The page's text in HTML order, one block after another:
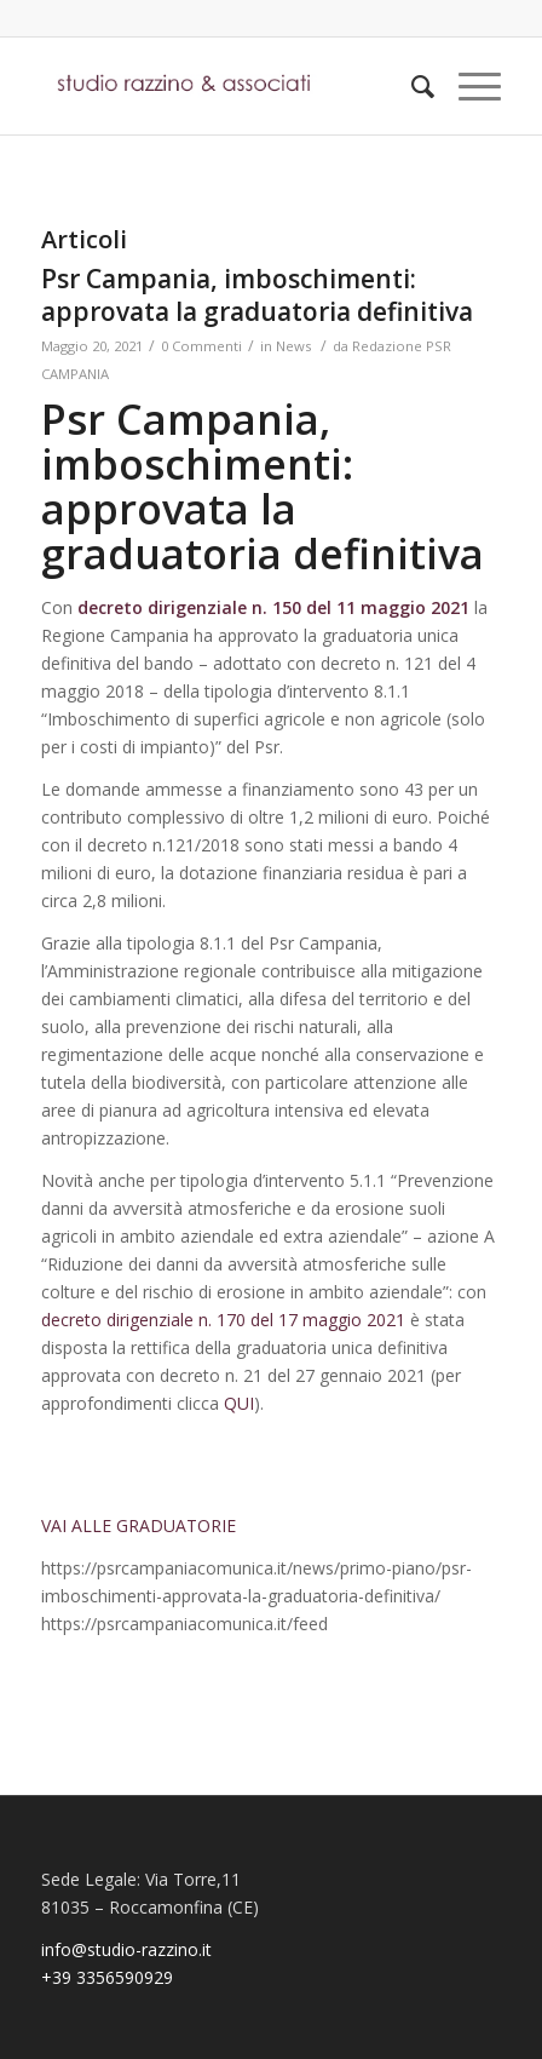
Articoli
Psr Campania, imboschimenti:
approvata la graduatoria definitiva
Maggio 20, 2021 / 0 Commenti / in News / da Redazione PSR
CAMPANIA
Psr Campania,
imboschimenti:
approvata la
graduatoria definitiva
Con decreto dirigenziale n. 150 del 11 maggio 2021 la
Regione Campania ha approvato la graduatoria unica
definitiva del bando – adottato con decreto n. 121 del 4
maggio 2018 – della tipologia d’intervento 8.1.1
“Imboschimento di superfici agricole e non agricole (solo
per i costi di impianto)” del Psr.
Le domande ammesse a finanziamento sono 43 per un
contributo complessivo di oltre 1,2 milioni di euro. Poiché
con il decreto n.121/2018 sono stati messi a bando 4
milioni di euro, la dotazione finanziaria residua è pari a
circa 2,8 milioni.
Grazie alla tipologia 8.1.1 del Psr Campania,
l’Amministrazione regionale contribuisce alla mitigazione
dei cambiamenti climatici, alla difesa del territorio e del
suolo, alla prevenzione dei rischi naturali, alla
regimentazione delle acque nonché alla conservazione e
tutela della biodiversità, con particolare attenzione alle
aree di pianura ad agricoltura intensiva ed elevata
antropizzazione.
Novità anche per tipologia d’intervento 5.1.1 “Prevenzione
danni da avversità atmosferiche e da erosione suoli
agricoli in ambito aziendale ed extra aziendale” – azione A
“Riduzione dei danni da avversità atmosferiche sulle
colture e del rischio di erosione in ambito aziendale”: con
decreto dirigenziale n. 170 del 17 maggio 2021 è stata
disposta la rettifica della graduatoria unica definitiva
approvata con decreto n. 21 del 27 gennaio 2021 (per
approfondimenti clicca QUI).
VAI ALLE GRADUATORIE
https://psrcampaniacomunica.it/news/primo-piano/psr-
imboschimenti-approvata-la-graduatoria-definitiva/
https://psrcampaniacomunica.it/feed
Sede Legale: Via Torre,11
81035 – Roccamonfina (CE)
info@studio-razzino.it
+39 3356590929